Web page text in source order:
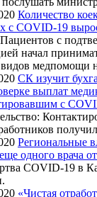
Количество
с COVID-19
Пациентов с
начал
медпомощи
СК изучит
выплат
с
Региональные
одного врача
COVID-19 в
«Чистая